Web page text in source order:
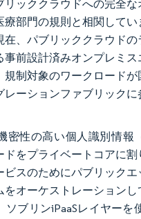
リッククラウドへの完全な
療部門の規則と相関して
在、パブリッククラウドの
事前設計済みオンプレミス
規制対象のワークロードが
レーションファブリックに
密性の高い個人識別情報
ドをプライベートコアに
ビスのためにパブリックエ
をオーケストレーションし
ソブリンiPaaSレイヤーを